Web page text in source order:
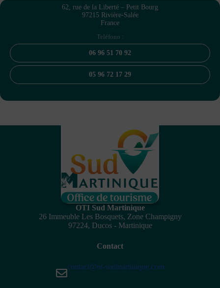
62, rue de la Liberté – Petit Bourg
97215 Rivière-Salée
France
Teléfono :
06 96 51 70 92
05 96 72 17 29
OTI Sud Martinique
26 Immeuble Les Bosquets, Zone Champigny
97224, Ducos - Martinique
Contact
contact@ot-sudmartinique.com